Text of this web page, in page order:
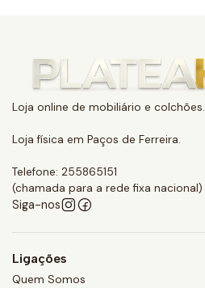
Loja online de mobiliário e colchões.
Loja física em Paços de Ferreira.
Telefone: 255865151
(chamada para a rede fixa nacional)
Siga-nos
Ligações
Quem Somos